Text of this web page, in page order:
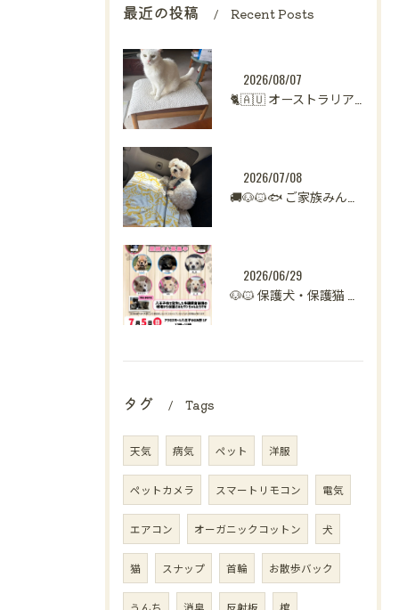
最近の投稿 Recent Posts
2026/08/07
2026/07/08
2026/06/29
タグ Tags
天気 病気 ペット 洋服
ペットカメラ スマートリモコン 電気
エアコン オーガニックコットン 犬
猫 スナップ 首輪 お散歩バック